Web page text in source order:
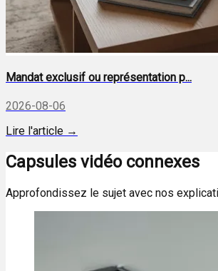
Mandat exclusif ou représentation p...
2026-08-06
Lire l'article →
Capsules vidéo connexes
Approfondissez le sujet avec nos